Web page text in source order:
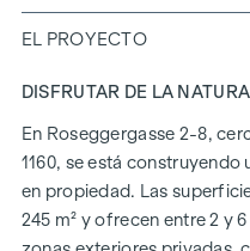
EL PROYECTO
DISFRUTAR DE LA
En Roseggergasse 2-8,
1160, se está construyendo
en propiedad. Las
245 m² y ofrecen entre 2 y